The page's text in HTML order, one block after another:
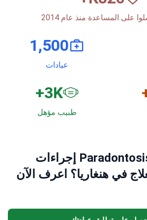
على المساعدة منذ عام 2014
1,500
عيادات
3K+
طبيب مؤهل
ما هي تكلفة Paradontosis إجراءات
في هنغاريا؟ اعرف الآن